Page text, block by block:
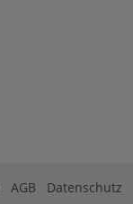
AGB Datenschutz